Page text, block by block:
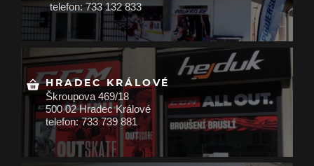
telefon: 733 132 833
HRADEC KRÁLOVÉ
Škroupova 469/18
500 02 Hradec Králové
telefon: 733 739 881